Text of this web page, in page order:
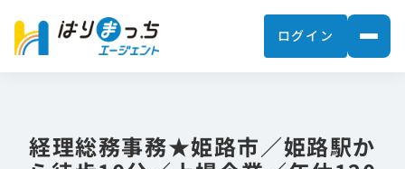
ログイン
経理総務事務★姫路市／姫路駅か